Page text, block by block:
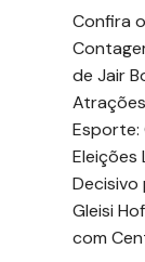
Confira
de Jair
Esporte:
Eleições
Decisivo
Gleisi
com